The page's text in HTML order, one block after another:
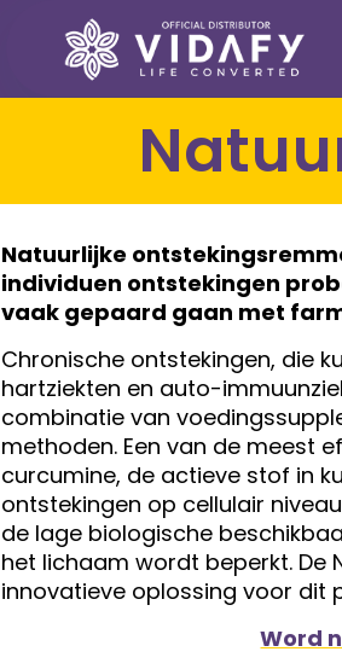
Natuurlijke
individuen ontstekingen
vaak gepaard gaan met
Chronische ontstekingen, die
hartziekten en auto-
combinatie van
methoden. Een van de meest
curcumine, de actieve stof in
ontstekingen op cellulair
de lage biologische
het lichaam wordt beperkt. De
innovatieve oplossing voor dit
Word